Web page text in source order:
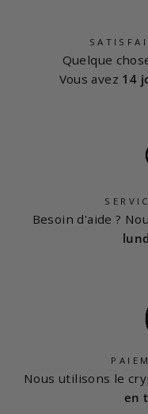
Quelque
Vous avez 14
Besoin d'aide ?
Nous utilisons le
en